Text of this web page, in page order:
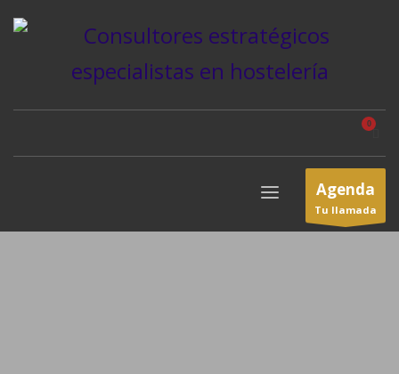
Agenda
Tu llamada